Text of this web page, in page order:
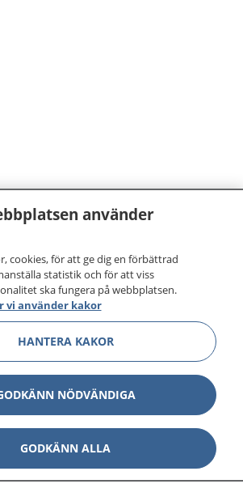
använder
cookies, för att ge dig en förbättrad
statistik och för att viss
ska fungera på webbplatsen.
vi använder kakor
HANTERA KAKOR
NÖDVÄNDIGA
GODKÄNN ALLA